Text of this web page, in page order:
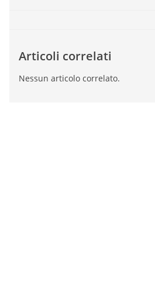
Articoli correlati
Nessun articolo correlato.